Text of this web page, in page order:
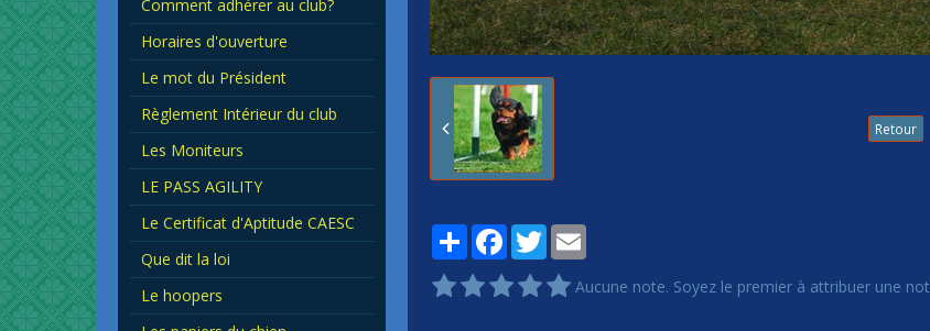
Retour
PartagerFacebook
TwitterEmail
Aucune note. Soyez le premier à attribuer une
Comment adhérer au club?
Horaires d'ouverture
Le mot du Président
Règlement Intérieur du club
Les Moniteurs
LE PASS AGILITY
Le Certificat d'Aptitude CAESC
Que dit la loi
Le hoopers